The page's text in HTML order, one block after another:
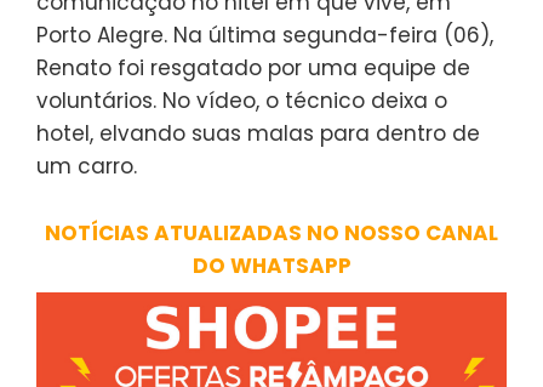
Porto Alegre. Na última segunda-feira (06),
Renato foi resgatado por uma equipe de
voluntários. No vídeo, o técnico deixa o
hotel, elvando suas malas para dentro de
um carro.
NOTÍCIAS ATUALIZADAS NO NOSSO CANAL
DO WHATSAPP